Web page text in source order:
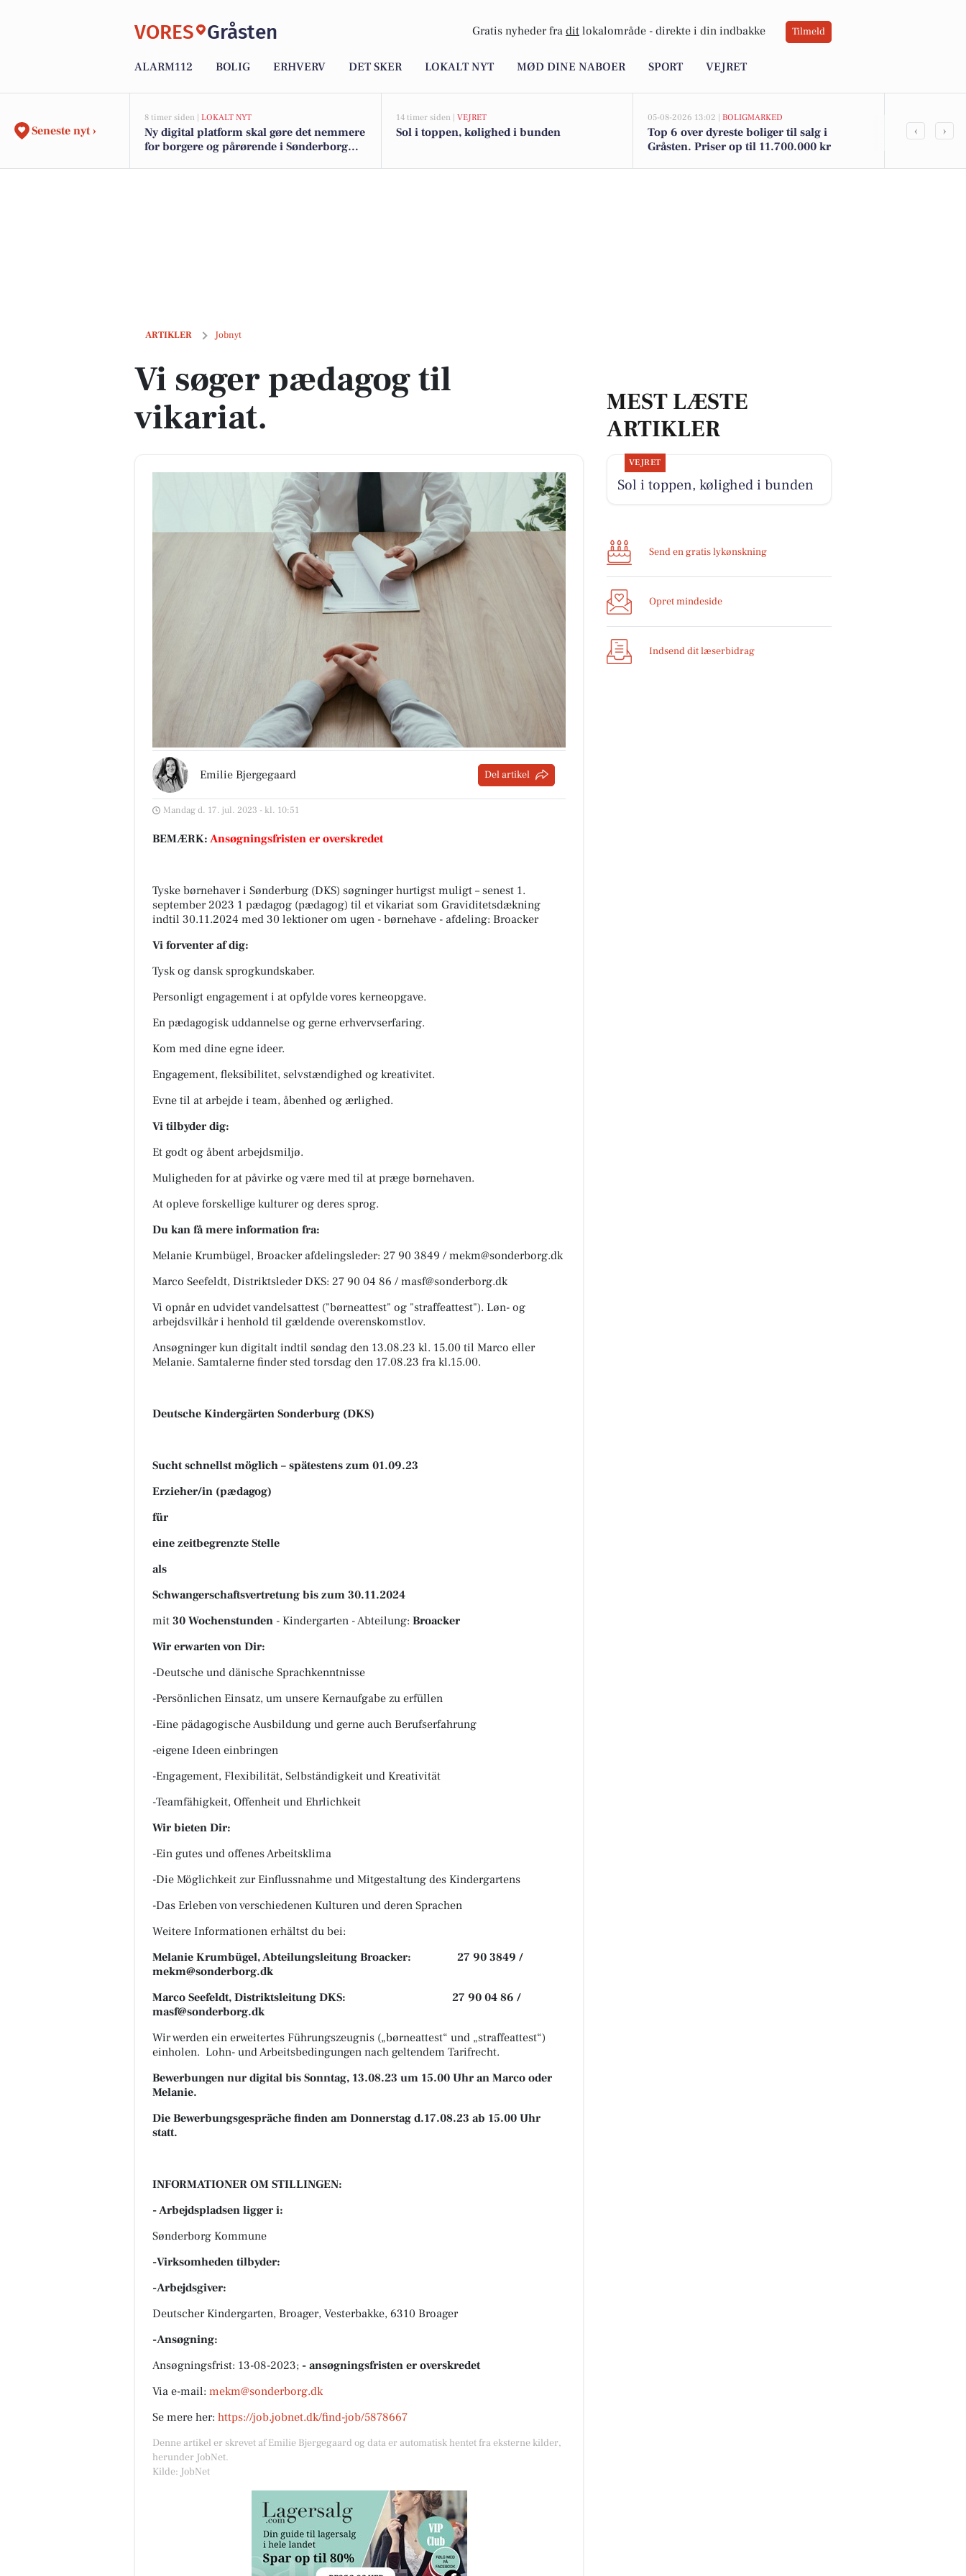
VORES Gråsten Gratis nyheder fra dit lokalområde - direkte i din indbakke Tilmeld
ALARM112 BOLIG ERHVERV DET SKER LOKALT NYT MØD DINE NABOER SPORT VEJRET
Seneste nyt ›
8 timer siden | LOKALT NYT
Ny digital platform skal gøre det nemmere
for borgere og pårørende i Sønderborg
14 timer siden | VEJRET
Sol i toppen, kølighed i bunden
05-08-2026 13:02 | BOLIGMARKED
Top 6 over dyreste boliger til salg i
Gråsten. Priser op til 11.700.000 kr
Stille
‹ ›
ARTIKLER Jobnyt
Vi søger pædagog til vikariat.
Vi søger pædagog til
vikariat.
Emilie Bjergegaard Del artikel
Mandag d. 17. jul. 2023 - kl. 10:51
BEMÆRK: Ansøgningsfristen er overskredet
Tyske børnehaver i Sønderburg (DKS) søgninger hurtigst muligt – senest 1.
september 2023 1 pædagog (pædagog) til et vikariat som Graviditetsdækning
indtil 30.11.2024 med 30 lektioner om ugen - børnehave - afdeling: Broacker
Vi forventer af dig:
Tysk og dansk sprogkundskaber.
Personligt engagement i at opfylde vores kerneopgave.
En pædagogisk uddannelse og gerne erhvervserfaring.
Kom med dine egne ideer.
Engagement, fleksibilitet, selvstændighed og kreativitet.
Evne til at arbejde i team, åbenhed og ærlighed.
Vi tilbyder dig:
Et godt og åbent arbejdsmiljø.
Muligheden for at påvirke og være med til at præge børnehaven.
At opleve forskellige kulturer og deres sprog.
Du kan få mere information fra:
Melanie Krumbügel, Broacker afdelingsleder: 27 90 3849 / mekm@sonderborg.dk
Marco Seefeldt, Distriktsleder DKS: 27 90 04 86 / masf@sonderborg.dk
Vi opnår en udvidet vandelsattest ("børneattest" og "straffeattest"). Løn- og
arbejdsvilkår i henhold til gældende overenskomstlov.
Ansøgninger kun digitalt indtil søndag den 13.08.23 kl. 15.00 til Marco eller
Melanie. Samtalerne finder sted torsdag den 17.08.23 fra kl.15.00.
Deutsche Kindergärten Sonderburg (DKS)
Sucht schnellst möglich – spätestens zum 01.09.23
Erzieher/in (pædagog)
für
eine zeitbegrenzte Stelle
als
Schwangerschaftsvertretung bis zum 30.11.2024
mit 30 Wochenstunden - Kindergarten - Abteilung: Broacker
Wir erwarten von Dir:
-Deutsche und dänische Sprachkenntnisse
-Persönlichen Einsatz, um unsere Kernaufgabe zu erfüllen
-Eine pädagogische Ausbildung und gerne auch Berufserfahrung
-eigene Ideen einbringen
-Engagement, Flexibilität, Selbständigkeit und Kreativität
-Teamfähigkeit, Offenheit und Ehrlichkeit
Wir bieten Dir:
-Ein gutes und offenes Arbeitsklima
-Die Möglichkeit zur Einflussnahme und Mitgestaltung des Kindergartens
-Das Erleben von verschiedenen Kulturen und deren Sprachen
Weitere Informationen erhältst du bei:
Melanie Krumbügel, Abteilungsleitung Broacker: 27 90 3849 /
mekm@sonderborg.dk
Marco Seefeldt, Distriktsleitung DKS: 27 90 04 86 /
masf@sonderborg.dk
Wir werden ein erweitertes Führungszeugnis („børneattest“ und „straffeattest“)
einholen. Lohn- und Arbeitsbedingungen nach geltendem Tarifrecht.
Bewerbungen nur digital bis Sonntag, 13.08.23 um 15.00 Uhr an Marco oder
Melanie.
Die Bewerbungsgespräche finden am Donnerstag d.17.08.23 ab 15.00 Uhr
statt.
INFORMATIONER OM STILLINGEN:
- Arbejdspladsen ligger i:
Sønderborg Kommune
-Virksomheden tilbyder:
-Arbejdsgiver:
Deutscher Kindergarten, Broager, Vesterbakke, 6310 Broager
-Ansøgning:
Ansøgningsfrist: 13-08-2023; - ansøgningsfristen er overskredet
Via e-mail: mekm@sonderborg.dk
Se mere her: https://job.jobnet.dk/find-job/5878667
Denne artikel er skrevet af Emilie Bjergegaard og data er automatisk hentet fra eksterne kilder,
herunder JobNet.
Kilde: JobNet
MEST LÆSTE
ARTIKLER
VEJRET
Sol i toppen, kølighed i bunden
Send en gratis lykønskning
Opret mindeside
Indsend dit læserbidrag